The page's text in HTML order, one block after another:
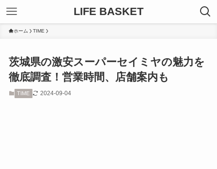
LIFE BASKET
ホーム TIME
茨城県の激安スーパーセイミヤの魅力を
徹底調査！営業時間、店舗案内も
TIME 2024-09-04